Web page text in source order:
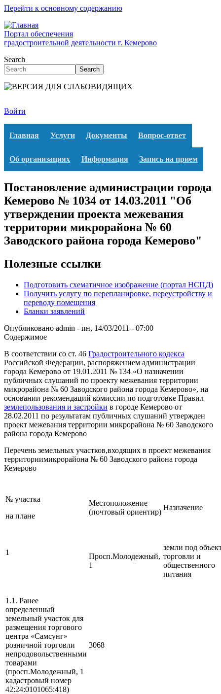
Перейти к основному содержанию
Портал обеспечения
градостроительной деятельности г. Кемерово
Search
Search
Войти
Главная Услуги Документы Вопрос-ответ
Об организациях Информация Запись на прием
Постановление администрации города
Кемерово № 1034 от 14.03.2011 "Об
утверждении проекта межевания
территории микрорайона № 60
Заводского района города Кемерово"
Полезные ссылки
Подготовить схематичное изображение (портал НСПД)
Получить услугу по перепланировке, переустройству и
переводу помещения
Бланки заявлений
Опубликовано admin - пн, 14/03/2011 - 07:00
Содержимое
В соответствии со ст. 46 Градостроительного кодекса
Российской Федерации, распоряжением администрации
города Кемерово от 19.01.2011 № 134 «О назначении
публичных слушаний по проекту межевания территории
микрорайона № 60 Заводского района города Кемерово», на
основании рекомендаций комиссии по подготовке Правил
землепользования и застройки в городе Кемерово от
28.02.2011 по результатам публичных слушаний утвержден
проект межевания территории микрорайона № 60 Заводского
района города Кемерово
Перечень земельных участков,входящих в проект межевания
территориимикрорайона № 60 Заводского района города
Кемерово
№ участка
на плане
Местоположение
(почтовый ориентир)
Назначение
1
Просп.Молодежный,
1
земли под
торговли и
общественного
питания
1.1. Ранее
определенный
земельный участок для
размещения торгового
центра «Самсунг»
розничной торговли
непродовольственными
товарами
(просп.Молодежный, 1
кадастровый номер
42:24:0101065:418)
3068